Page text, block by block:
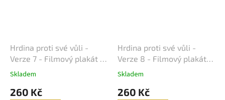
Tom Hanks
Nicole Kidman
Hrdina proti své vůli -
Verze 7 - Filmový plakát /
Fotoska / Slepka (cca A4)
Skladem
260 Kč
Hrdina proti své vůli -
Verze 8 - Filmový plakát /
Fotoska / Slepka (cca A4)
Skladem
260 Kč